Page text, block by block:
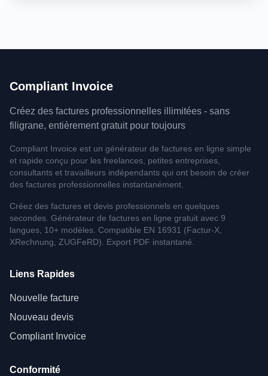
Compliant Invoice
Créez des factures professionnelles illimitées - sans
filigrane, entièrement gratuit pour toujours
Compliant Invoice est un générateur de factures en ligne simple
et rapide conçu pour les freelances, petites entreprises,
consultants et travailleurs indépendants qui ont besoin de créer
des factures professionnelles instantanément.
Créez des factures et devis professionnels en quelques
secondes. Générateur de factures en ligne gratuit avec 9
langues, 10+ modèles. Compatible EN 16931 (Factur-X,
XRechnung, ZUGFeRD). Export PDF instantané.
Liens Rapides
Nouvelle facture
Nouveau devis
Compliant Invoice
Conformité